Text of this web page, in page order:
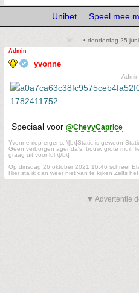
Unibet Speel mee
• donderdag 25
Admin
yvonne
Speciaal voor @ChevyCaprice
Yvonne riep ergens: \[b\]Static is gewoon
Geen verborgen agenda's, trouw, grote muil,
graag uit voor lul.\[/b\]
Op dinsdag 26 oktober 2021 16:46 schreef
Hier sta ik dan weer niet van te kijken Zelfs
▼ Advertentie